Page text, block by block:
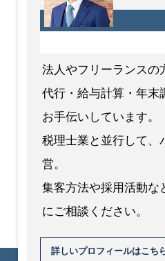
法人やフリーランスの
代行・給与計算・年末
お手伝いしています。
税理士業と並行して、
営。
集客方法や採用活動な
にご相談ください。
詳しいプロフィールはこち